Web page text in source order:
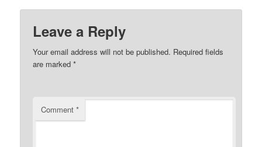
Leave a Reply
Your email address will not be published. Required fields
are marked*
Comment*